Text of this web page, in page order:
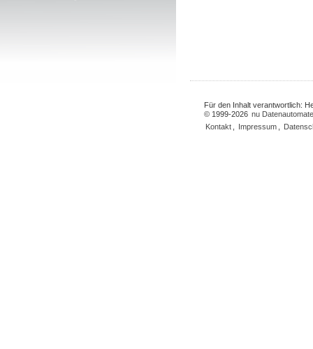
Für den Inhalt verantwortlich:
© 1999-2026 nu
Kontakt
Impressum